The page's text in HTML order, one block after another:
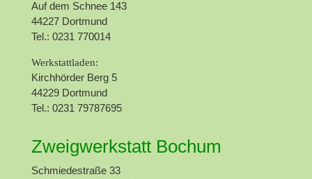
Auf dem Schnee 143
44227 Dortmund
Tel.: 0231 770014
Werkstattladen:
Kirchhörder Berg 5
44229 Dortmund
Tel.: 0231 79787695
Zweigwerkstatt Bochum
Schmiedestraße 33